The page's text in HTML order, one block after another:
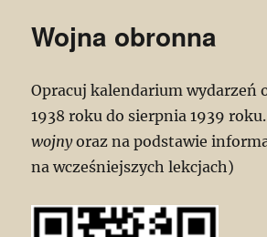
Wojna obronna
Opracuj kalendarium wydarzeń
1938 roku do sierpnia 1939
wojnyoraz na podstawie
na wcześniejszych lekcjach)